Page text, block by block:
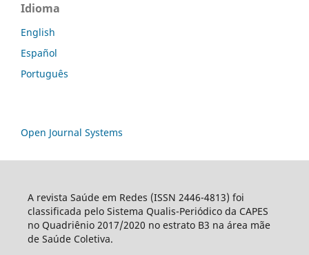
Idioma
English
Español
Português
Open Journal Systems
A revista Saúde em Redes (ISSN 2446-4813) foi
classificada pelo Sistema Qualis-Periódico da CAPES
no Quadriênio 2017/2020 no estrato B3 na área mãe
de Saúde Coletiva.